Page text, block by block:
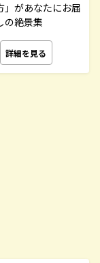
」があなたにお届
の絶景集
詳細を見る